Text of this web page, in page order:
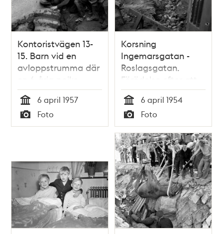
Kontoristvägen 13-
15. Barn vid en
avloppstrumma där
en 6-årig pojke
suttit fast
Tid
6 april 1957
Typ
Foto
Korsning
Ingemarsgatan -
Roslagsgatan.
Förödelse efter att
huvudventilen i
Vanadislundens
vattenreservoar
sprängts sönder och
åtta miljoner liter
vatten forsat ner för
berget
Tid
6 april 1954
Typ
Foto